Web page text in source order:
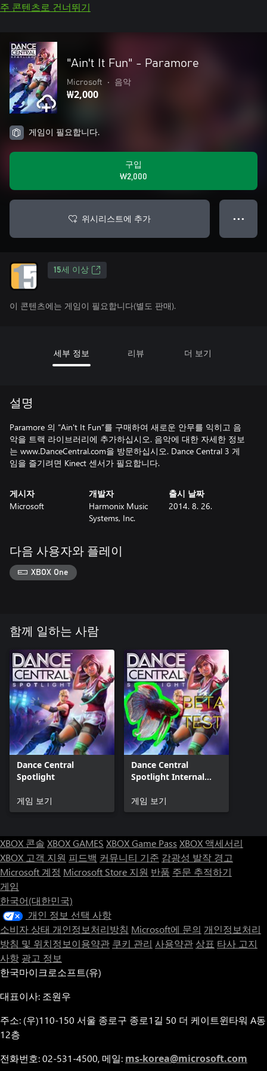
주 콘텐츠로 건너뛰기
"Ain't It Fun" - Paramore
Microsoft • 음악
₩2,000
게임이 필요합니다.
구입
₩2,000
위시리스트에 추가 ● ● ●
15세 이상
이 콘텐츠에는 게임이 필요합니다(별도 판매).
세부 정보 리뷰 더 보기
설명
Paramore 의 “Ain't It Fun”를 구매하여 새로운 안무를 익히고 음
악을 트랙 라이브러리에 추가하십시오. 음악에 대한 자세한 정보
는 www.DanceCentral.com을 방문하십시오. Dance Central 3 게
임을 즐기려면 Kinect 센서가 필요합니다.
게시자
Microsoft
개발자
Harmonix Music
Systems, Inc.
출시 날짜
2014. 8. 26.
다음 사용자와 플레이
XBOX One
함께 일하는 사람
Dance Central
Spotlight
게임 보기
Dance Central
Spotlight Internal
게임 보기
XBOX 콘솔 XBOX GAMES XBOX Game Pass XBOX 액세서리
XBOX 고객 지원 피드백 커뮤니티 기준 감광성 발작 경고
Microsoft 계정 Microsoft Store 지원 반품 주문 추적하기
게임
한국어(대한민국)
개인 정보 선택 사항
소비자 상태 개인정보처리방침 Microsoft에 문의 개인정보처리
방침 및 위치정보이용약관 쿠키 관리 사용약관 상표 타사 고지
사항 광고 정보
한국마이크로소프트(유)
대표이사: 조원우
주소: (우)110-150 서울 종로구 종로1길 50 더 케이트윈타워 A동
12층
전화번호: 02-531-4500, 메일: ms-korea@microsoft.com